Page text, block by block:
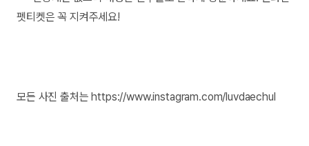
펫티켓은 꼭 지켜주세요!
모든 사진 출처는 https://www.instagram.com/luvdaechul